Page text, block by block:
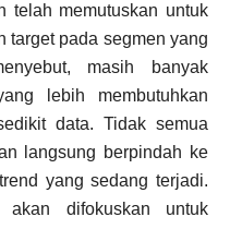
telah memutuskan untuk
target pada segmen yang
masih banyak
lebih membutuhkan
data. Tidak semua
langsung berpindah ke
yang sedang terjadi.
difokuskan untuk